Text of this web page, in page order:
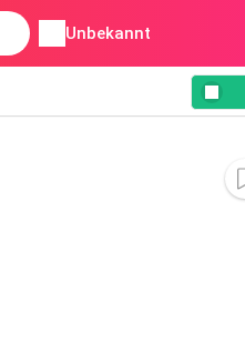
Unbekannt